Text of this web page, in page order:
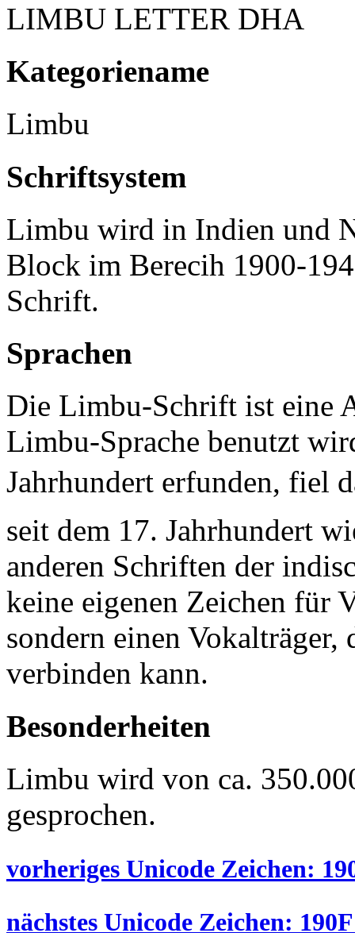
LIMBU LETTER DHA
Kategoriename
Limbu
Schriftsystem
Limbu wird in Indien und
Block im Berecih 1900-
Schrift.
Sprachen
Die Limbu-Schrift ist eine
Limbu-Sprache benutzt
Jahrhundert erfunden, fiel
seit dem 17. Jahrhundert
anderen Schriften der
keine eigenen Zeichen für
sondern einen
verbinden kann.
Besonderheiten
Limbu wird von ca.
gesprochen.
vorheriges Unicode Zeichen:
nächstes Unicode Zeichen: